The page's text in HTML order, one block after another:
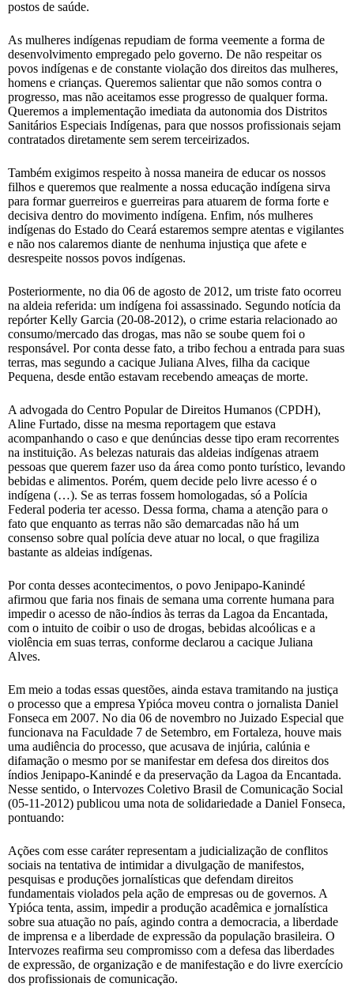
postos de saúde.
As mulheres indígenas repudiam de forma veemente a forma de
desenvolvimento empregado pelo governo. De não respeitar os
povos indígenas e de constante violação dos direitos das mulheres,
homens e crianças. Queremos salientar que não somos contra o
progresso, mas não aceitamos esse progresso de qualquer forma.
Queremos a implementação imediata da autonomia dos Distritos
Sanitários Especiais Indígenas, para que nossos profissionais sejam
contratados diretamente sem serem terceirizados.
Também exigimos respeito à nossa maneira de educar os nossos
filhos e queremos que realmente a nossa educação indígena sirva
para formar guerreiros e guerreiras para atuarem de forma forte e
decisiva dentro do movimento indígena. Enfim, nós mulheres
indígenas do Estado do Ceará estaremos sempre atentas e vigilantes
e não nos calaremos diante de nenhuma injustiça que afete e
desrespeite nossos povos indígenas.
Posteriormente, no dia 06 de agosto de 2012, um triste fato ocorreu
na aldeia referida: um indígena foi assassinado. Segundo notícia da
repórter Kelly Garcia (20-08-2012), o crime estaria relacionado ao
consumo/mercado das drogas, mas não se soube quem foi o
responsável. Por conta desse fato, a tribo fechou a entrada para suas
terras, mas segundo a cacique Juliana Alves, filha da cacique
Pequena, desde então estavam recebendo ameaças de morte.
A advogada do Centro Popular de Direitos Humanos (CPDH),
Aline Furtado, disse na mesma reportagem que estava
acompanhando o caso e que denúncias desse tipo eram recorrentes
na instituição. As belezas naturais das aldeias indígenas atraem
pessoas que querem fazer uso da área como ponto turístico, levando
bebidas e alimentos. Porém, quem decide pelo livre acesso é o
indígena (…). Se as terras fossem homologadas, só a Polícia
Federal poderia ter acesso. Dessa forma, chama a atenção para o
fato que enquanto as terras não são demarcadas não há um
consenso sobre qual polícia deve atuar no local, o que fragiliza
bastante as aldeias indígenas.
Por conta desses acontecimentos, o povo Jenipapo-Kanindé
afirmou que faria nos finais de semana uma corrente humana para
impedir o acesso de não-índios às terras da Lagoa da Encantada,
com o intuito de coibir o uso de drogas, bebidas alcoólicas e a
violência em suas terras, conforme declarou a cacique Juliana
Alves.
Em meio a todas essas questões, ainda estava tramitando na justiça
o processo que a empresa Ypióca moveu contra o jornalista Daniel
Fonseca em 2007. No dia 06 de novembro no Juizado Especial que
funcionava na Faculdade 7 de Setembro, em Fortaleza, houve mais
uma audiência do processo, que acusava de injúria, calúnia e
difamação o mesmo por se manifestar em defesa dos direitos dos
índios Jenipapo-Kanindé e da preservação da Lagoa da Encantada.
Nesse sentido, o Intervozes Coletivo Brasil de Comunicação Social
(05-11-2012) publicou uma nota de solidariedade a Daniel Fonseca,
pontuando:
Ações com esse caráter representam a judicialização de conflitos
sociais na tentativa de intimidar a divulgação de manifestos,
pesquisas e produções jornalísticas que defendam direitos
fundamentais violados pela ação de empresas ou de governos. A
Ypióca tenta, assim, impedir a produção acadêmica e jornalística
sobre sua atuação no país, agindo contra a democracia, a liberdade
de imprensa e a liberdade de expressão da população brasileira. O
Intervozes reafirma seu compromisso com a defesa das liberdades
de expressão, de organização e de manifestação e do livre exercício
dos profissionais de comunicação.